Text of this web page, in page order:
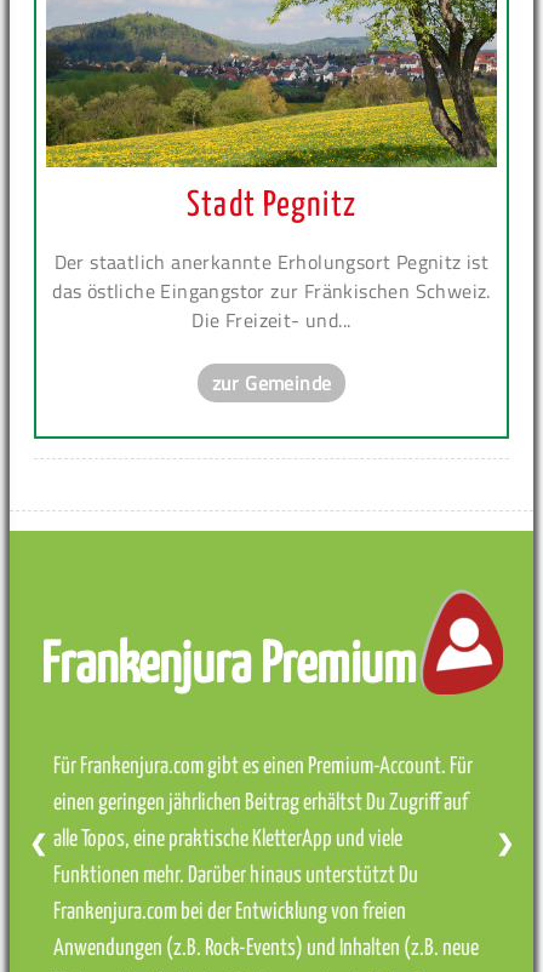
Stadt Pegnitz
Der staatlich anerkannte Erholungsort Pegnitz ist
das östliche Eingangstor zur Fränkischen Schweiz.
Die Freizeit- und...
zur Gemeinde
Frankenjura Premium
Für Frankenjura.com gibt es einen Premium-Account. Für
einen geringen jährlichen Beitrag erhältst Du Zugriff auf
alle Topos, eine praktische KletterApp und viele
Funktionen mehr. Darüber hinaus unterstützt Du
Frankenjura.com bei der Entwicklung von freien
Anwendungen (z.B. Rock-Events) und Inhalten (z.B. neue
❮ ❯